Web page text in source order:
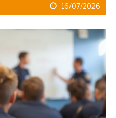
date
de
16/07/2026